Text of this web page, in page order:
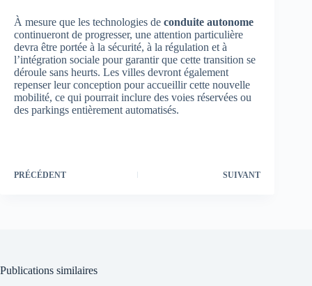
À mesure que les technologies de conduite autonome
continueront de progresser, une attention particulière
devra être portée à la sécurité, à la régulation et à
l’intégration sociale pour garantir que cette transition se
déroule sans heurts. Les villes devront également
repenser leur conception pour accueillir cette nouvelle
mobilité, ce qui pourrait inclure des voies réservées ou
des parkings entièrement automatisés.
PRÉCÉDENT SUIVANT
Publications similaires